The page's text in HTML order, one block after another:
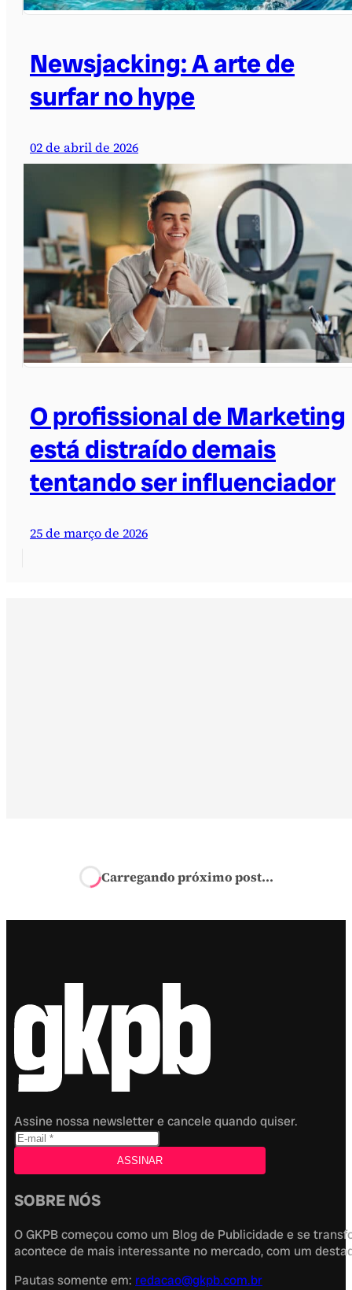
Newsjacking: A arte de
surfar no hype
02 de abril de 2026
O profissional de Marketing
está distraído demais
tentando ser influenciador
25 de março de 2026
Carregando próximo post...
Assine nossa newsletter e cancele quando quiser.
SOBRE NÓS
O GKPB começou como um Blog de Publicidade e se
acontece de mais interessante no mercado, com um
Pautas somente em: redacao@gkpb.com.br